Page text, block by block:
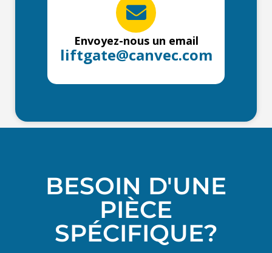
Envoyez-nous un email
liftgate@canvec.com
BESOIN D'UNE
PIÈCE
SPÉCIFIQUE?